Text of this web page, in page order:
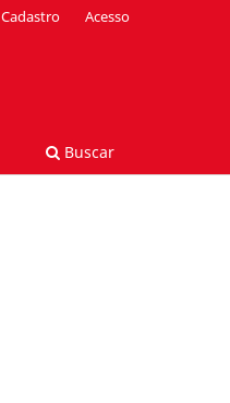
Buscar
Cadastro Acesso